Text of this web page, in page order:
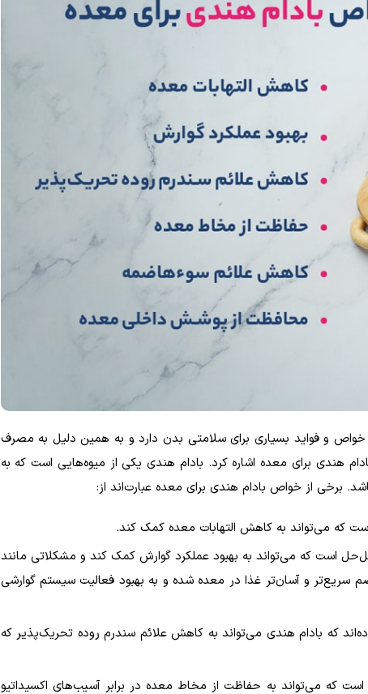
و فواید بسیاری برای سلامتی بدن دارد و به همین دلیل به مصرف
هندی برای معده اشاره کرد. بادام هندی یکی از میوه‌هایی است که به
برخی از خواص بادام هندی برای معده عبارت‌اند از:
که می‌تواند به کاهش التهابات معده کمک کند.
است که می‌تواند به بهبود عملکرد گوارش کمک کند و مشکلاتی مانند
و آسان‌تر غذا در معده شده و به بهبود فعالیت سیستم گوارشی
که بادام هندی می‌تواند به کاهش علائم سندرم روده تحریک‌پذیر که
است که می‌تواند به حفاظت از مخاط معده در برابر آسیب‌های اکسیداتیو